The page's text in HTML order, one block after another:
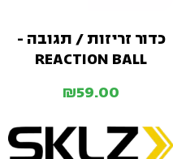
כדור זריזות / תגובה -
REACTION BALL
₪59.00